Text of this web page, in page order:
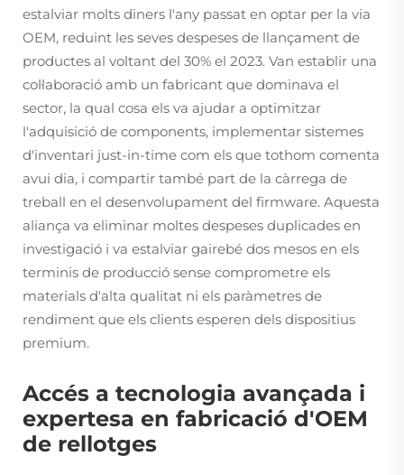
estalviar molts diners l'any passat en optar per la via
OEM, reduint les seves despeses de llançament de
productes al voltant del 30% el 2023. Van establir una
col·laboració amb un fabricant que dominava el
sector, la qual cosa els va ajudar a optimitzar
l'adquisició de components, implementar sistemes
d'inventari just-in-time com els que tothom comenta
avui dia, i compartir també part de la càrrega de
treball en el desenvolupament del firmware. Aquesta
aliança va eliminar moltes despeses duplicades en
investigació i va estalviar gairebé dos mesos en els
terminis de producció sense comprometre els
materials d'alta qualitat ni els paràmetres de
rendiment que els clients esperen dels dispositius
premium.
Accés a tecnologia avançada i
expertesa en fabricació d'OEM
de rellotges